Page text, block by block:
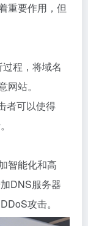
重要作用，但
程，将域名
站。
者可以使得
智能化和高
DNS服务器
攻击。